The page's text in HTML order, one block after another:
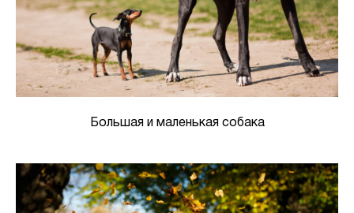
Большая и маленькая собака